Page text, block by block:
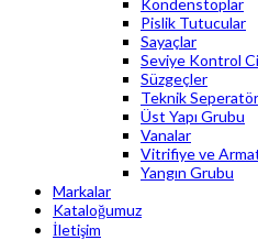
Pislik Tutucular
Sayaçlar
Seviye Kontrol
Süzgeçler
Teknik Seperatör
Üst Yapı Grubu
Vanalar
Vitrifiye ve
Yangın Grubu
Markalar
Kataloğumuz
İletişim